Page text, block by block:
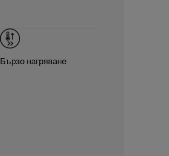
Бързо нагряване